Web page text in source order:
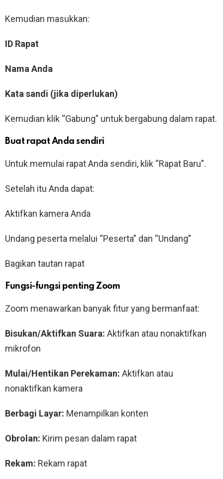
Kemudian masukkan:
ID Rapat
Nama Anda
Kata sandi (jika diperlukan)
Kemudian klik “Gabung” untuk bergabung dalam rapat.
Buat rapat Anda sendiri
Untuk memulai rapat Anda sendiri, klik “Rapat Baru”.
Setelah itu Anda dapat:
Aktifkan kamera Anda
Undang peserta melalui “Peserta” dan “Undang”
Bagikan tautan rapat
Fungsi-fungsi penting Zoom
Zoom menawarkan banyak fitur yang bermanfaat:
Bisukan/Aktifkan Suara: Aktifkan atau nonaktifkan
mikrofon
Mulai/Hentikan Perekaman: Aktifkan atau
nonaktifkan kamera
Berbagi Layar: Menampilkan konten
Obrolan: Kirim pesan dalam rapat
Rekam: Rekam rapat